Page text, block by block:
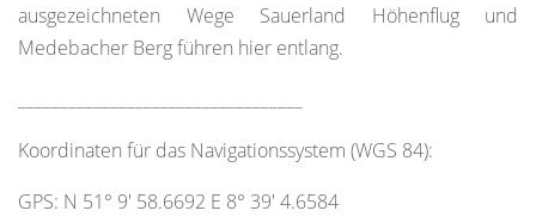
ausgezeichneten Wege Sauerland Höhenflug und
Medebacher Berg führen hier entlang.
Koordinaten für das Navigationssystem (WGS 84):
GPS: N 51° 9' 58.6692 E 8° 39' 4.6584